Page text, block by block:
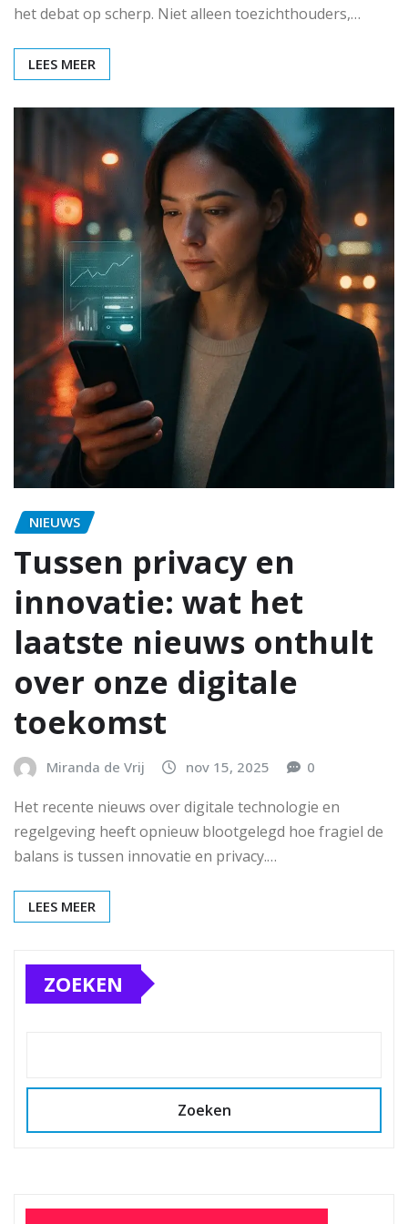
het debat op scherp. Niet alleen toezichthouders,…
LEES MEER
NIEUWS
Tussen privacy en
innovatie: wat het
laatste nieuws onthult
over onze digitale
toekomst
Miranda de Vrij nov 15, 2025 0
Het recente nieuws over digitale technologie en
regelgeving heeft opnieuw blootgelegd hoe fragiel de
balans is tussen innovatie en privacy.…
LEES MEER
ZOEKEN
Zoeken